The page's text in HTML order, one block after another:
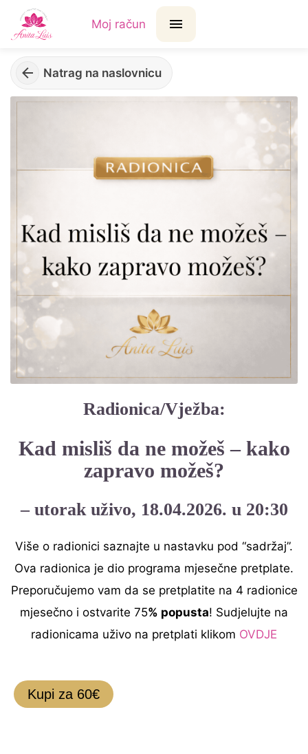
Moj račun
Natrag na naslovnicu
Radionica/Vježba:
Kad misliš da ne možeš – kako
zapravo možeš?
– utorak uživo, 18.04.2026. u 20:30
Više o radionici saznajte u nastavku pod “sadržaj”.
Ova radionica je dio programa mjesečne pretplate.
Preporučujemo vam da se pretplatite na 4 radionice
mjesečno i ostvarite 75% popusta! Sudjelujte na
radionicama uživo na pretplati klikom OVDJE
Kupi za 60€